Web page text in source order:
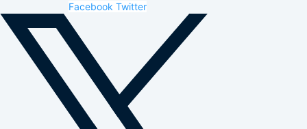
Facebook Twitter